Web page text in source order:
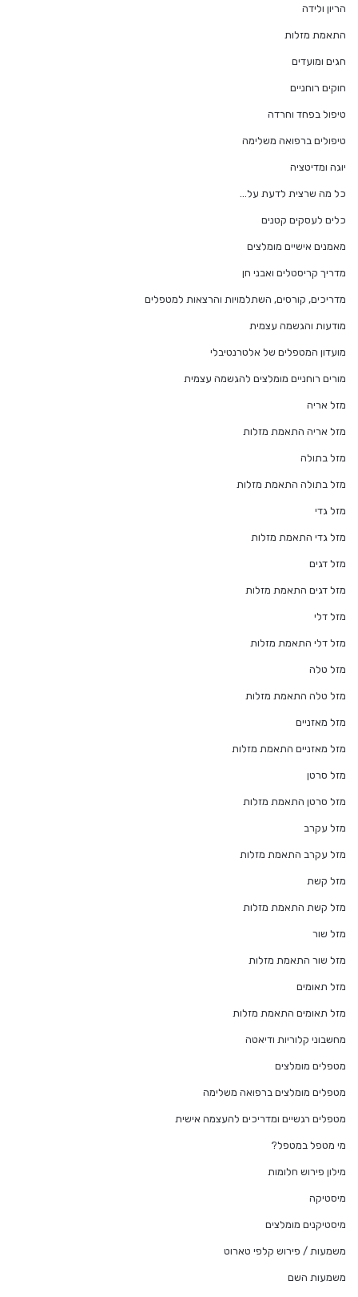
הריון ולידה
התאמת מזלות
חגים ומועדים
חוקים רוחניים
טיפול בפחד וחרדה
טיפולים ברפואה משלימה
יוגה ומדיטציה
כל מה שרצית לדעת על…
כלים לעסקים קטנים
מאמנים אישיים מומלצים
מדריך קריסטלים ואבני חן
מדריכים, קורסים, השתלמויות והרצאות למטפלים
מודעות והגשמה עצמית
מועדון המטפלים של אלטרנטיבלי
מורים רוחניים מומלצים להגשמה עצמית
מזל אריה
מזל אריה התאמת מזלות
מזל בתולה
מזל בתולה התאמת מזלות
מזל גדי
מזל גדי התאמת מזלות
מזל דגים
מזל דגים התאמת מזלות
מזל דלי
מזל דלי התאמת מזלות
מזל טלה
מזל טלה התאמת מזלות
מזל מאזניים
מזל מאזניים התאמת מזלות
מזל סרטן
מזל סרטן התאמת מזלות
מזל עקרב
מזל עקרב התאמת מזלות
מזל קשת
מזל קשת התאמת מזלות
מזל שור
מזל שור התאמת מזלות
מזל תאומים
מזל תאומים התאמת מזלות
מחשבוני קלוריות ודיאטה
מטפלים מומלצים
מטפלים מומלצים ברפואה משלימה
מטפלים רגשיים ומדריכים להעצמה אישית
מי מטפל במטפל?
מילון פירוש חלומות
מיסטיקה
מיסטיקנים מומלצים
משמעות / פירוש קלפי טארוט
משמעות השם